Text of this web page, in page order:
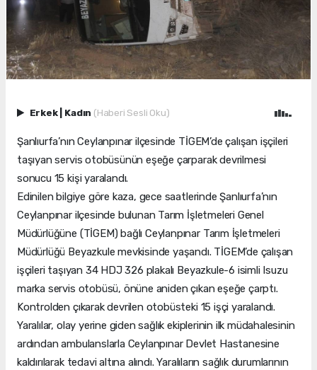
Erkek Kadın (Haberi Sesli Oku)
Şanlıurfa’nın Ceylanpınar ilçesinde TİGEM’de çalışan işçileri
taşıyan servis otobüsünün eşeğe çarparak devrilmesi
sonucu 15 kişi yaralandı.
Edinilen bilgiye göre kaza, gece saatlerinde Şanlıurfa’nın
Ceylanpınar ilçesinde bulunan Tarım İşletmeleri Genel
Müdürlüğüne (TİGEM) bağlı Ceylanpınar Tarım İşletmeleri
Müdürlüğü Beyazkule mevkisinde yaşandı. TİGEM’de çalışan
işçileri taşıyan 34 HDJ 326 plakalı Beyazkule-6 isimli Isuzu
marka servis otobüsü, önüne aniden çıkan eşeğe çarptı.
Kontrolden çıkarak devrilen otobüsteki 15 işçi yaralandı.
Yaralılar, olay yerine giden sağlık ekiplerinin ilk müdahalesinin
ardından ambulanslarla Ceylanpınar Devlet Hastanesine
kaldırılarak tedavi altına alındı. Yaralıların sağlık durumlarının